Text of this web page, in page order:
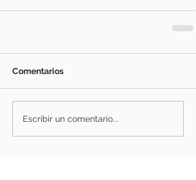
Comentarios
Escribir un comentario...